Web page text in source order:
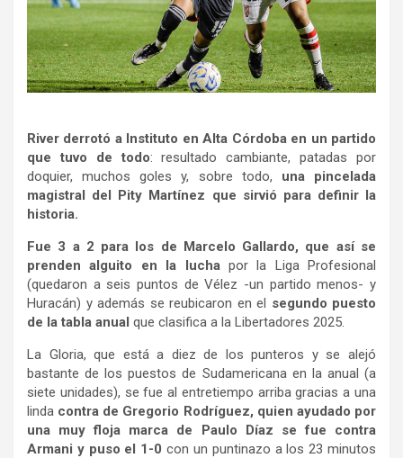
River derrotó a Instituto en Alta Córdoba en un partido
que tuvo de todo: resultado cambiante, patadas por
doquier, muchos goles y, sobre todo, una pincelada
magistral del Pity Martínez que sirvió para definir la
historia.
Fue 3 a 2 para los de Marcelo Gallardo, que así se
prenden alguito en la lucha por la Liga Profesional
(quedaron a seis puntos de Vélez -un partido menos- y
Huracán) y además se reubicaron en el segundo puesto
de la tabla anual que clasifica a la Libertadores 2025.
La Gloria, que está a diez de los punteros y se alejó
bastante de los puestos de Sudamericana en la anual (a
siete unidades), se fue al entretiempo arriba gracias a una
linda contra de Gregorio Rodríguez, quien ayudado por
una muy floja marca de Paulo Díaz se fue contra
Armani y puso el 1-0 con un puntinazo a los 23 minutos